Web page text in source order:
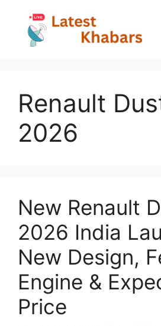
content
Renault
2026
New Renault
2026 India
New Design,
Engine &
Price